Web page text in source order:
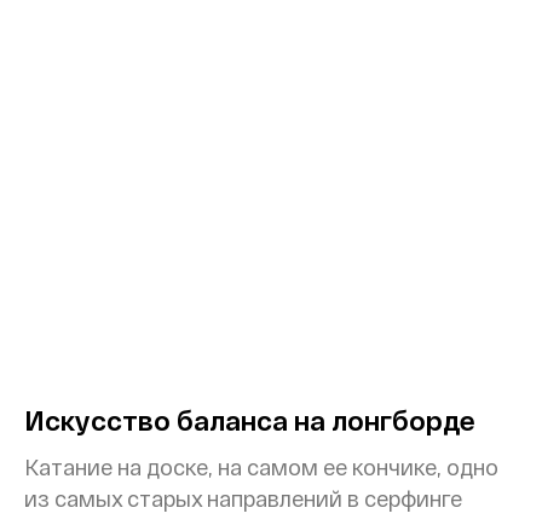
Искусство баланса на лонгборде
Катание на доске, на самом ее кончике, одно
из самых старых направлений в серфинге